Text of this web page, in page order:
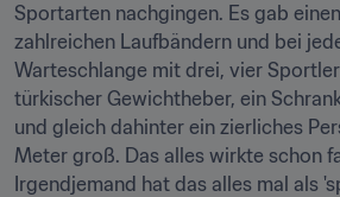
Sportarten nachgingen. Es gab
zahlreichen Laufbändern und bei
Warteschlange mit drei, vier
türkischer Gewichtheber, ein
und gleich dahinter ein zierliches
Meter groß. Das alles wirkte schon
Irgendjemand hat das alles mal als